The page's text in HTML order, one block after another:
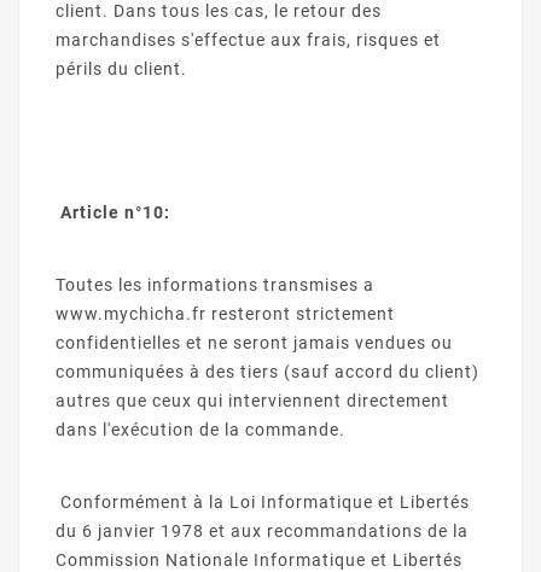
client. Dans tous les cas, le retour des
marchandises s'effectue aux frais, risques et
périls du client.
Article n°10:
Toutes les informations transmises a
www.mychicha.fr resteront strictement
confidentielles et ne seront jamais vendues ou
communiquées à des tiers (sauf accord du client)
autres que ceux qui interviennent directement
dans l'exécution de la commande.
Conformément à la Loi Informatique et Libertés
du 6 janvier 1978 et aux recommandations de la
Commission Nationale Informatique et Libertés